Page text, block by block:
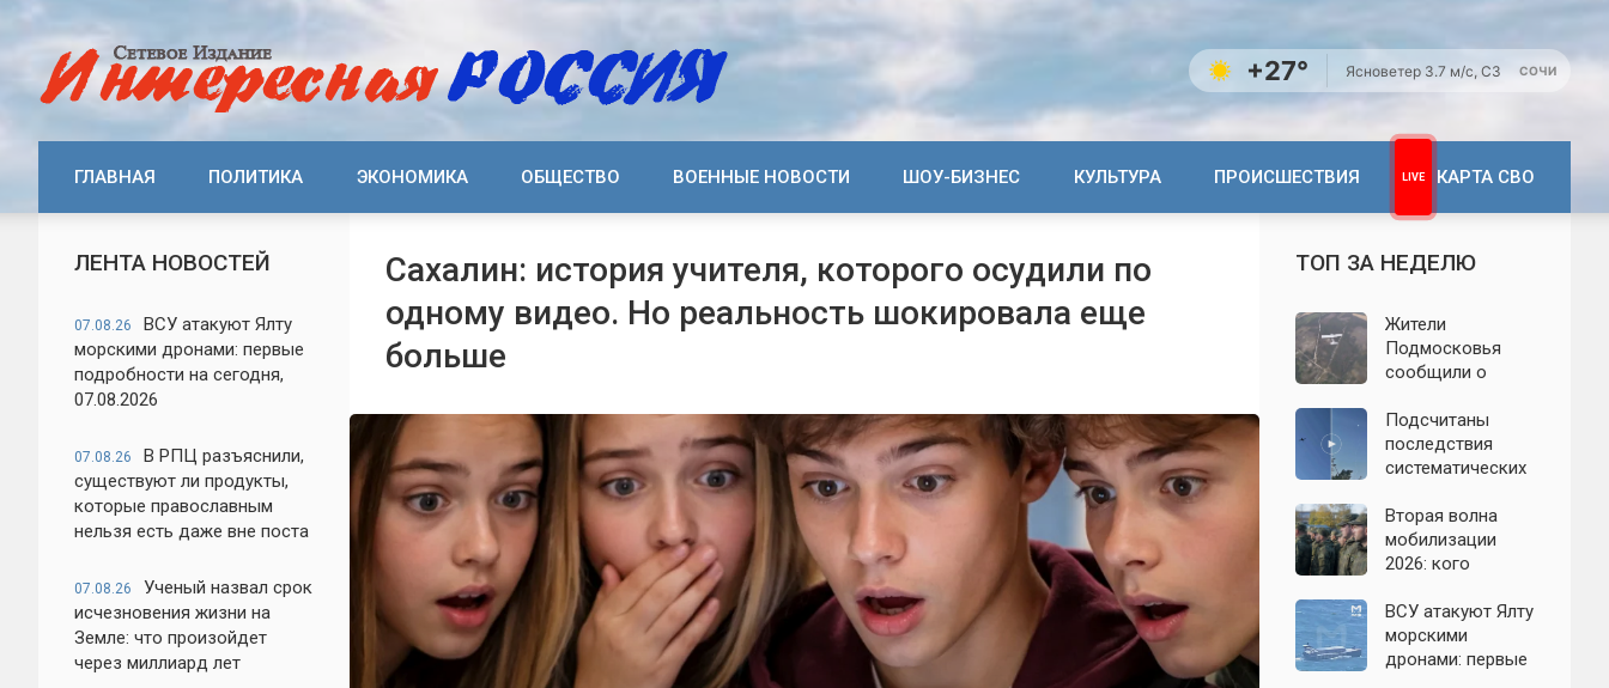
+27° Ясноветер 3.7 м/с, СЗ СОЧИ
ГЛАВНАЯ ПОЛИТИКА ЭКОНОМИКА ОБЩЕСТВО ВОЕННЫЕ НОВОСТИ ШОУ-БИЗНЕС КУЛЬТУРА ПРОИСШЕСТВИЯ КАРТА СВО
ЛЕНТА НОВОСТЕЙ
07.08.26
ВСУ атакуют Ялту
морскими дронами: первые
подробности на сегодня,
07.08.2026
07.08.26
В РПЦ разъяснили,
существуют ли продукты,
которые православным
нельзя есть даже вне поста
07.08.26
Ученый назвал срок
исчезновения жизни на
Земле: что произойдет
через миллиард лет
Сахалин: история учителя, которого осудили по
одному видео. Но реальность шокировала еще
больше
ТОП ЗА НЕДЕЛЮ
Жители
Подмосковья
сообщили о
обнародованы
подробности о
налёте
августа
Подсчитаны
последствия
систематических
Ленинградскую
область: что
известно к 7
Вторая волна
мобилизации
2026: кого
ли реальные
признаки
ВСУ атакуют Ялту
морскими
дронами: первые